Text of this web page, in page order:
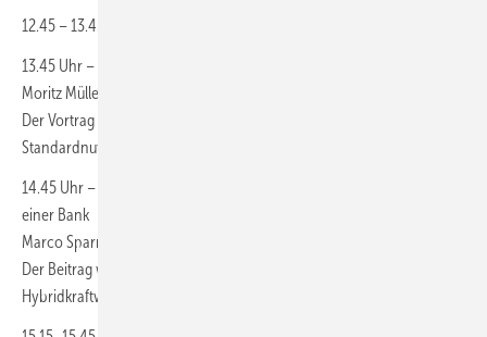
12.45 – 13.45 Mittagspause
13.45 Uhr – Nutzungsverträge für Agri-PV und Batteriespeicher
Moritz Müller, Maslaton Rechtsanwaltsgesellschaft mbH
Der Vortrag zeigt notwendige und sinnvolle Änderungen in
Standardnutzungsverträgen für Agri-PV und Batteriespeicher auf
14.45 Uhr – Finanzierung von Bess und Hybridkraftwerken aus Sicht
einer Bank
Marco Sparman, DKB AG
Der Beitrag wird die Sicht der DKB auf die Finanzierung von Bess und
Hybridkraftwerken darstellen – ein Blick ins Kreditnähkästchen